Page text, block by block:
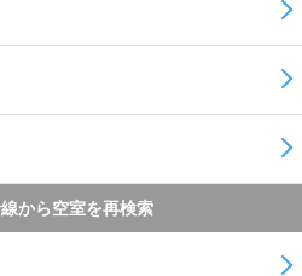
から空室を再検索